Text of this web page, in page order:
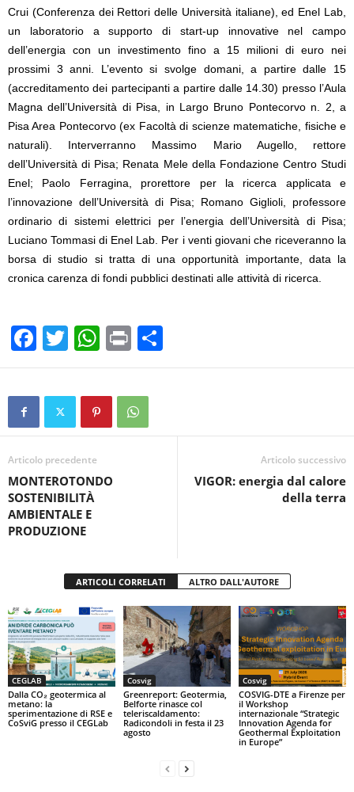
Crui (Conferenza dei Rettori delle Università italiane), ed Enel Lab,
un laboratorio a supporto di start-up innovative nel campo
dell’energia con un investimento fino a 15 milioni di euro nei
prossimi 3 anni. L’evento si svolge domani, a partire dalle 15
(accreditamento dei partecipanti a partire dalle 14.30) presso l’Aula
Magna dell’Università di Pisa, in Largo Bruno Pontecorvo n. 2, a
Pisa Area Pontecorvo (ex Facoltà di scienze matematiche, fisiche e
naturali). Interverranno Massimo Mario Augello, rettore
dell’Università di Pisa; Renata Mele della Fondazione Centro Studi
Enel; Paolo Ferragina, prorettore per la ricerca applicata e
l’innovazione dell’Università di Pisa; Romano Giglioli, professore
ordinario di sistemi elettrici per l’energia dell’Università di Pisa;
Luciano Tommasi di Enel Lab. Per i venti giovani che riceveranno la
borsa di studio si tratta di una opportunità importante, data la
cronica carenza di fondi pubblici destinati alle attività di ricerca.
F
a
c
b
o
o
k
T
wi
tt
W
h
at
s
A
p
Pr
in
t
o
vi
Articolo precedente
MONTEROTONDO
SOSTENIBILITÀ
AMBIENTALE E
PRODUZIONE
Articolo successivo
VIGOR: energia dal calore
della terra
ARTICOLI CORRELATI ALTRO DALL'AUTORE
CEGLAB
Dalla CO₂ geotermica al
metano: la
sperimentazione di RSE e
CoSviG presso il CEGLab
Cosvig
Greenreport: Geotermia,
Belforte rinasce col
teleriscaldamento:
Radicondoli in festa il 23
agosto
Cosvig
COSVIG-DTE a Firenze per
il Workshop
internazionale “Strategic
Innovation Agenda for
Geothermal Exploitation
in Europe”